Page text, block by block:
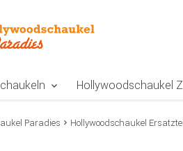
Hollywoodschaukel
Paradies Hollywoodschaukel